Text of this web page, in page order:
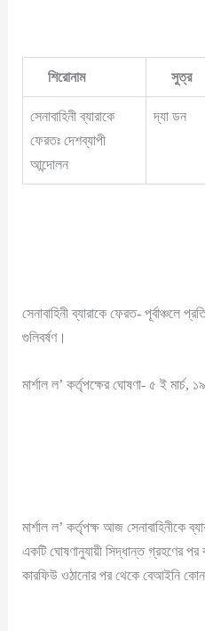
শিরোনাম সুত্র
সেনাবাহিনী ব্যারাকে
ফেরতঃ দেশব্যাপী
আন্দোলন
দ্যা ডন
সেনাবাহিনী ব্যারাকে ফেরত- পূর্বাঞ্চলে
গুলিবর্ষণ।
মার্শাল ল’ কর্তৃপক্ষের ঘোষণা- ৫ ই মার্চ,
মার্শাল ল’ কর্তৃপক্ষ আজ সেনাবাহিনীকে
একটি ঘোষণানুযায়ী সিদ্ধান্ত গ্রহণের পর
কারফিউ ওঠানোর পর থেকে বেআইনি কোন